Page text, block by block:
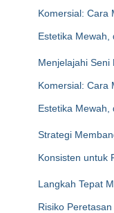
Komersial: Cara
Estetika Mewah,
Menjelajahi Seni
Komersial: Cara
Estetika Mewah,
Strategi
Konsisten untuk
Langkah Tepat
Risiko